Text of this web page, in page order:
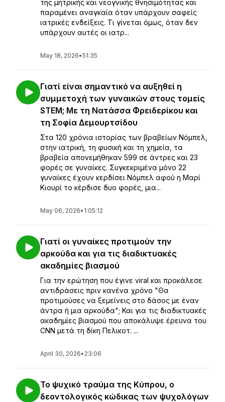
της μητρικής και νεογνικής θνησιμότητας και
παραμένει αναγκαία όταν υπάρχουν σαφείς
ιατρικές ενδείξεις. Τι γίνεται όμως, όταν δεν
υπάρχουν αυτές οι ιατρ...
May 18, 2026•51:35
Γιατί είναι σημαντικό να αυξηθεί η
συμμετοχή των γυναικών στους τομείς
STEM; Με τη Νατάσσα Φρειδερίκου και
τη Σοφία Δεμουρτσίδου
Στα 120 χρόνια ιστορίας των βραβείων Νόμπελ,
στην ιατρική, τη φυσική και τη χημεία, τα
βραβεία απονεμήθηκαν 599 σε άντρες και 23
φορές σε γυναίκες. Συγκεκριμένα μόνο 22
γυναίκες έχουν κερδίσει Νόμπελ αφού η Μαρί
Κιουρί το κέρδισε δυο φορές, μια...
May 06, 2026• 1:05:12
Γιατί οι γυναίκες προτιμούν την
αρκούδα και για τις διαδικτυακές
ακαδημίες βιασμού
Για την ερώτηση που έγινε viral και προκάλεσε
αντιδράσεις πριν κανένα χρόνο "Θα
προτιμούσες να ξεμείνεις στο δάσος με έναν
άντρα ή μια αρκούδα"; Και για τις διαδικτυακές
ακαδημίες βιασμού που αποκάλυψε έρευνα του
CNN μετά τη δίκη Πελικοτ. ...
April 30, 2026• 23:06
Το ψυχικό τραύμα της Κύπρου, ο
δεοντολογικός κώδικας των ψυχολόγων